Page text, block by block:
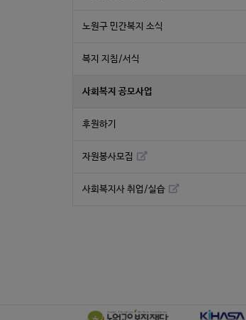
노원구 민간복지 소식
복지 지침/서식
사회복지 공모사업
후원하기
자원봉사모집
사회복지사 취업/실습